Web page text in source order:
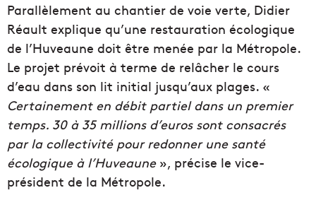
Parallèlement au chantier de voie verte, Didier
Réault explique qu’une restauration écologique
de l’Huveaune doit être menée par la Métropole.
Le projet prévoit à terme de relâcher le cours
d’eau dans son lit initial jusqu’aux plages. «
Certainement en débit partiel dans un premier
temps. 30 à 35 millions d’euros sont consacrés
par la collectivité pour redonner une santé
écologique à l’Huveaune», précise le vice-
président de la Métropole.